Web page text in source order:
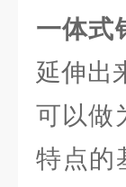
一体式
延伸出
可以做
特点的